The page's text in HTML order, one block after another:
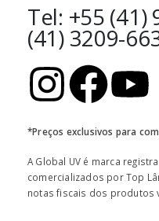
Tel: +55 (41)
(41) 3209-
*Preços exclusivos para
A Global UV é marca
comercializados por Top
notas fiscais dos produtos